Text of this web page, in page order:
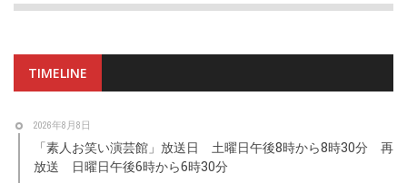
TIMELINE
2026年8月8日
「素人お笑い演芸館」放送日 土曜日午後8時から8時30分 再
放送 日曜日午後6時から6時30分